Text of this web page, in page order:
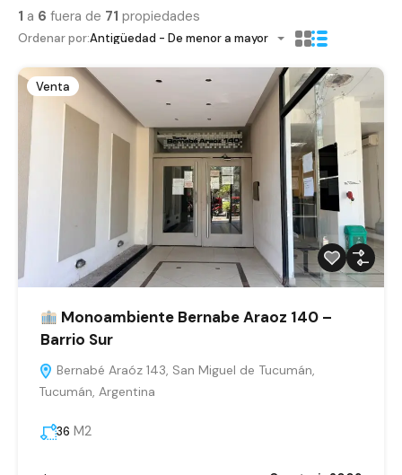
1 a 6 fuera de 71 propiedades
Ordenar por:Antigüedad - De menor a mayor
Venta
Monoambiente Bernabe Araoz 140 –
Barrio Sur
Bernabé Araóz 143, San Miguel de Tucumán,
Tucumán, Argentina
36 M2